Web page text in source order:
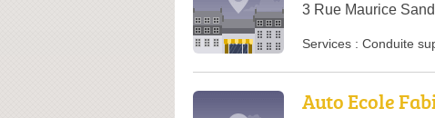
3 Rue Maurice
Services : Conduite
Auto Ecole